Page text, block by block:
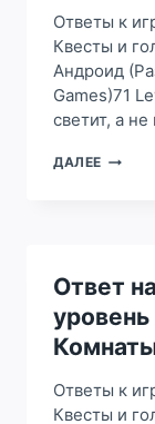
—
Ответы к
Квесты и
Андроид
Games)71
светит, а
ДАЛЕЕ ОТВЕТ
75
ИГРЫ
ИГРА
ПОБЕГ
–
Ответ
Ответы к
Квесты и